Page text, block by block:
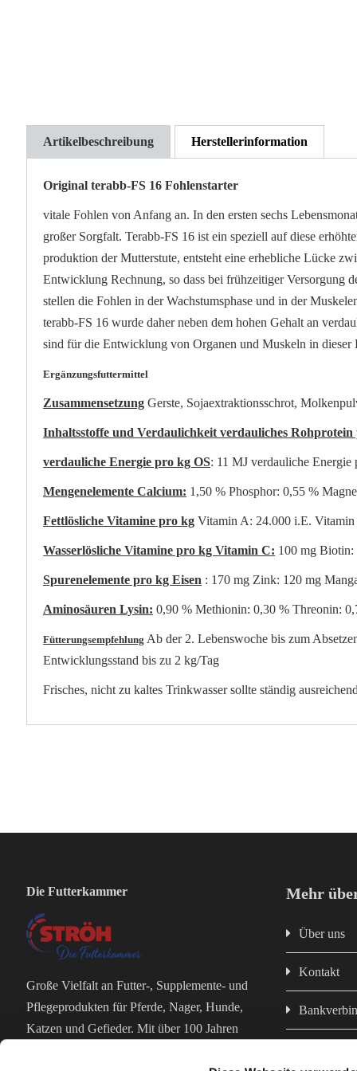
Artikelbeschreibung
Original terabb-FS 16 Fohlenstarter
vitale Fohlen von Anfang an. In den ersten sechs
großer Sorg­falt. Terabb-FS 16 ist ein speziell auf diese
produktion der Mutter­stute, entsteht eine erhebliche Lücke
Ent­wicklung Rechnung, so dass bei früh­zeitiger Versorgung
stellen die Fohlen in der Wachs­tums­phase und in der
terabb-FS 16 wurde daher neben dem hohen Gehalt an
sind für die Entwicklung von Organen und Muskeln in dieser
Ergänzungsfuttermittel
Zusammensetzung Gerste, Sojaextraktionsschrot,
Inhaltsstoffe und Verdaulichkeit verdauliches Rohprotein
verdauliche Energie pro kg OS: 11 MJ verdauliche
Mengenelemente Calcium: 1,50 % Phosphor: 0,55 %
Fettlösliche Vitamine pro kg Vitamin A: 24.000 i.E.
Wasserlösliche Vitamine pro kg Vitamin C: 100 mg Biotin:
Spurenelemente pro kg Eisen : 170 mg Zink: 120 mg
Aminosäuren Lysin: 0,90 % Methionin: 0,30 % Threonin:
Fütterungsempfehlung Ab der 2. Lebenswoche bis zum
Entwicklungsstand bis zu 2 kg/Tag
Frisches, nicht zu kaltes Trinkwasser sollte ständig
Herstellerinformation
Die Futterkammer
Große Vielfalt an Futter-, Supplemente- und
Pflegeprodukten für Pferde, Nager, Hunde,
Katzen und Gefieder. Mit über 100 Jahren
Mehr
Über uns
Kontakt